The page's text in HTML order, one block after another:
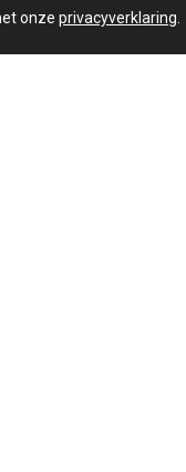
onze privacyverklaring